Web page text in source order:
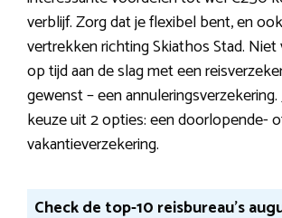
verblijf. Zorg dat je flexibel bent, en
vertrekken richting Skiathos Stad. Niet
op tijd aan de slag met een
gewenst – een
keuze uit 2 opties: een doorlopende-
vakantieverzekering.
Check de top-10 reisbureau’s